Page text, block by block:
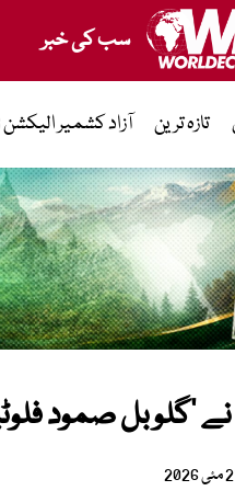
سب کی خبر
تازہ ترین آزاد کشمیر الیکشن 2026
’گلوبل صمود